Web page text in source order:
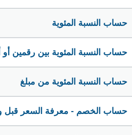
حساب النسبة المئوية
حساب النسبة المئوية بين رقمين أو
حساب النسبة المئوية من مبلغ
حساب الخصم - معرفة السعر قبل